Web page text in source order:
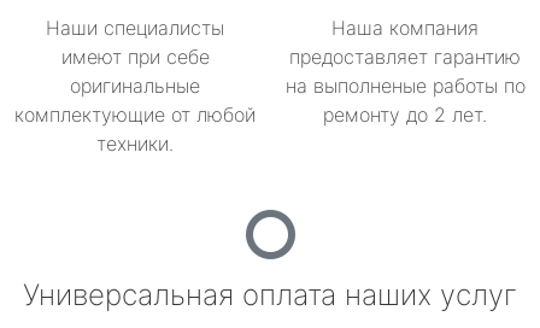
Наши специалисты
имеют при себе
оригинальные
комплектующие от любой
техники.
Наша компания
предоставляет гарантию
на выполненые работы по
ремонту до 2 лет.
Универсальная оплата наших услуг